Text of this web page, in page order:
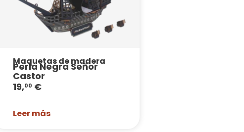
Maquetas de madera
Perla Negra Señor
Castor
19,00 €
Leer más